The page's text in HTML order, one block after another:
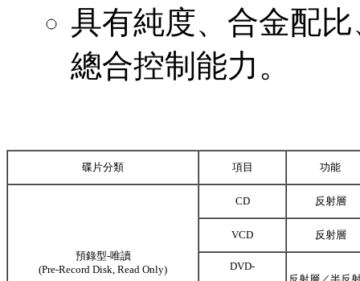
具有純度、合金配
總合控制能力。
碟片分類 項目 功能
預錄型-唯讀
(Pre-Record Disk, Read Only)
CD 反射層
VCD 反射層
DVD-